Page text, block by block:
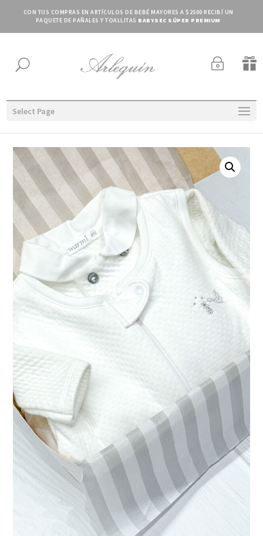
CON TUS COMPRAS EN ARTÍCULOS DE BEBÉ MAYORES A $2500 RECIBÍ UN
PAQUETE DE PAÑALES Y TOALLITAS BABYSEC SÚPER PREMIUM
U ~ 
Select Page